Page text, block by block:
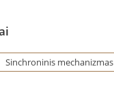
Sinchroninis mechanizmas